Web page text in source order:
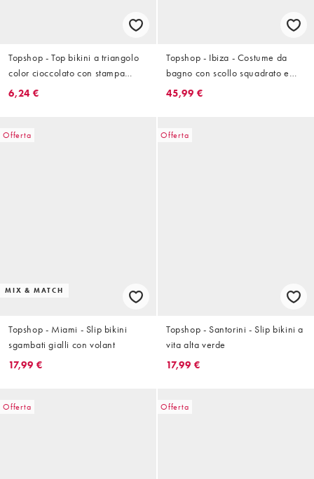
Topshop - Top bikini a triangolo
color cioccolato con stampa
astratta a fiori e finiture ad anello
6,24 €
Topshop - Ibiza - Costume da
bagno con scollo squadrato e
incrocio sul retro color cioccolato
45,99 €
Offerta
MIX & MATCH
Topshop - Miami - Slip bikini
sgambati gialli con volant
17,99 €
Offerta
Topshop - Santorini - Slip bikini a
vita alta verde
17,99 €
Offerta Offerta